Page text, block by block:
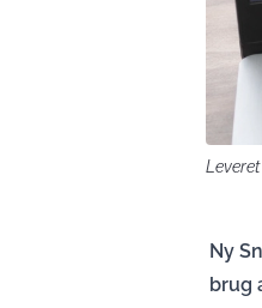
Ny
brug